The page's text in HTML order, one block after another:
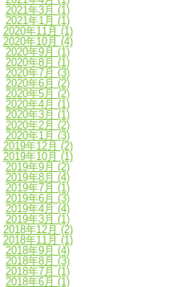
2021年3月 (1)
2021年1月 (1)
2020年11月 (1)
2020年10月 (4)
2020年9月 (1)
2020年8月 (1)
2020年7月 (3)
2020年6月 (2)
2020年5月 (2)
2020年4月 (1)
2020年3月 (1)
2020年2月 (2)
2020年1月 (3)
2019年12月 (2)
2019年10月 (1)
2019年9月 (2)
2019年8月 (4)
2019年7月 (1)
2019年6月 (3)
2019年4月 (4)
2019年3月 (1)
2018年12月 (2)
2018年11月 (1)
2018年9月 (4)
2018年8月 (3)
2018年7月 (1)
2018年6月 (1)